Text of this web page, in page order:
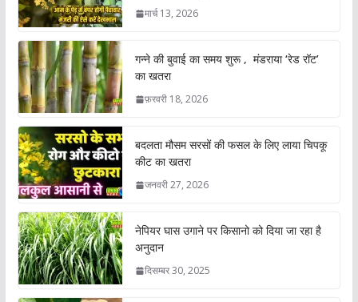
मार्च 13, 2026
गन्ने की बुवाई का समय शुरू , मंडराया ‘रेड रॉट’
का खतरा
फ़रवरी 18, 2026
बदलता मौसम सरसों की फसल के लिए लाया चिपकू
कीट का खतरा
जनवरी 27, 2026
नेपियर घास उगाने पर किसानो को दिया जा रहा है
अनुदान
दिसम्बर 30, 2025